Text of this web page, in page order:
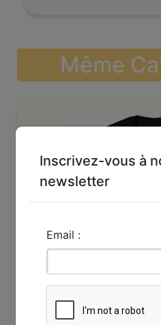
Même
Inscrivez-vous à
newsletter
Email :